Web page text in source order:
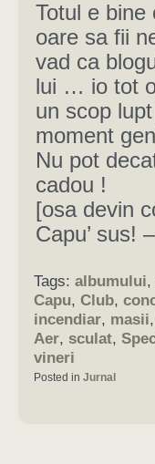
Totul e
oare sa fii
vad ca
lui … io tot
un scop
moment
Nu pot
cadou !
[osa devin
Capu’ sus!
Tags: albumului,
Capu, Club,
incendiar, masii,
Aer, sculat,
vineri
Posted in Jurnal